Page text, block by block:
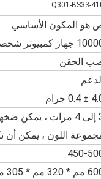
Q301-BS33-
هو المكون الأساسي
جهاز كمبيوتر شخصى
الحقن
الدعم
جرام
ضخها
اللون ، يمكن أن
450-
* 320 مم * 305 مم